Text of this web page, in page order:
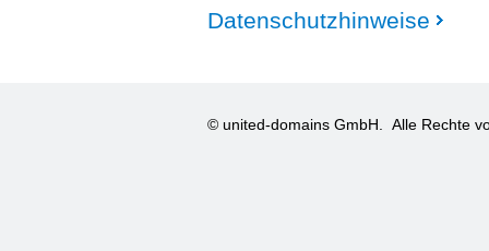
Datenschutzhinweise
© united-domains GmbH. Alle Rechte